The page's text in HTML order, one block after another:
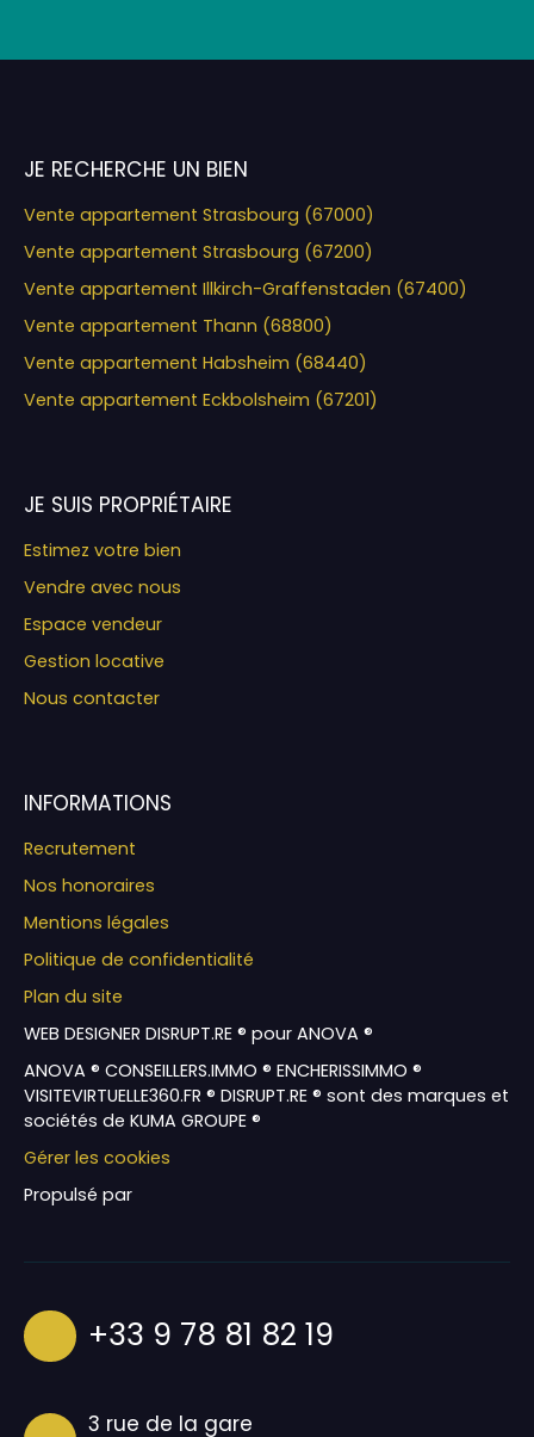
JE RECHERCHE UN BIEN
Vente appartement Strasbourg (67000)
Vente appartement Strasbourg (67200)
Vente appartement Illkirch-Graffenstaden (67400)
Vente appartement Thann (68800)
Vente appartement Habsheim (68440)
Vente appartement Eckbolsheim (67201)
JE SUIS PROPRIÉTAIRE
Estimez votre bien
Vendre avec nous
Espace vendeur
Gestion locative
Nous contacter
INFORMATIONS
Recrutement
Nos honoraires
Mentions légales
Politique de confidentialité
Plan du site
WEB DESIGNER DISRUPT.RE ® pour ANOVA ®
ANOVA ® CONSEILLERS.IMMO ® ENCHERISSIMMO ®
VISITEVIRTUELLE360.FR ® DISRUPT.RE ® sont des marques et
sociétés de KUMA GROUPE ®
Gérer les cookies
Propulsé par
+33 9 78 81 82 19
3 rue de la gare